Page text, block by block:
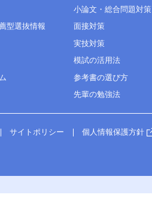
型選抜情報
小論文・総合問題対策
面接対策
実技対策
模試の活用法
参考書の選び方
先輩の勉強法
サイトポリシー 個人情報保護方針